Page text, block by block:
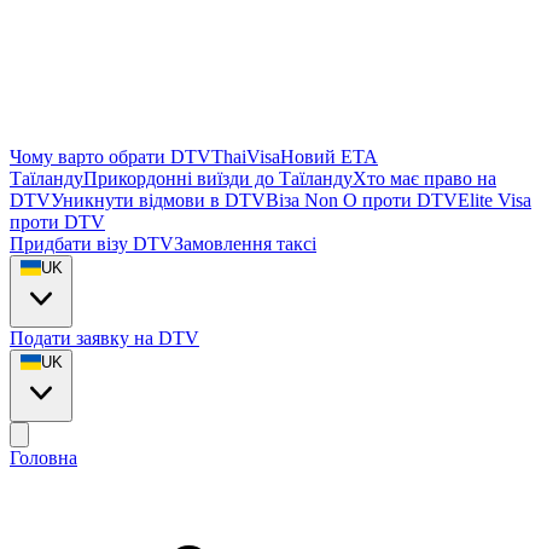
Чому варто обрати DTVThaiVisaНовий ETA
ТаїландуПрикордонні виїзди до ТаїландуХто має право на
DTVУникнути відмови в DTVВіза Non O проти DTVElite Visa
проти DTV
Придбати візу DTVЗамовлення таксі
UK
Подати заявку на DTV
UK
Головна